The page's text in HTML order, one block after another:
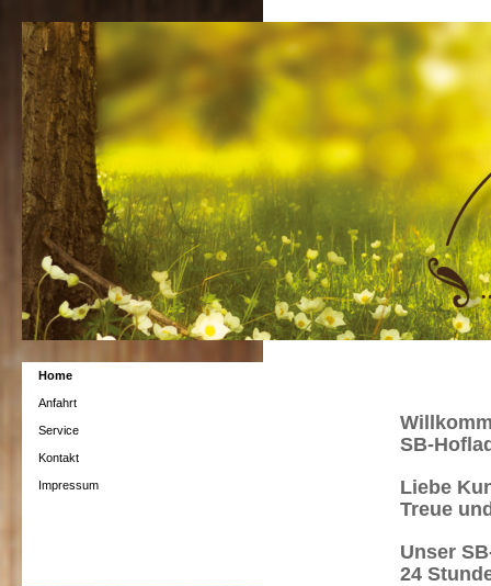
SB-
Liebe
Treue
Unser
24
Home
Anfahrt
Service
Kontakt
Impressum